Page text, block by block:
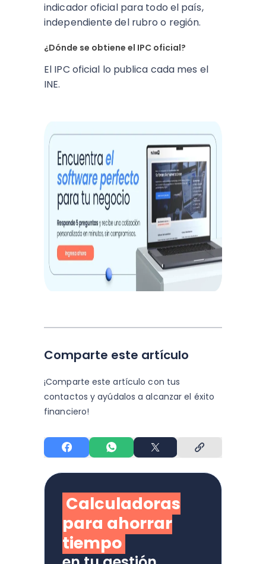
indicador oficial para todo el país,
independiente del rubro o región.
¿Dónde se obtiene el IPC oficial?
El IPC oficial lo publica cada mes el
INE.
Comparte este artículo
¡Comparte este artículo con tus
contactos y ayúdalos a alcanzar el éxito
financiero!
Calculadoras
para ahorrar
tiempo